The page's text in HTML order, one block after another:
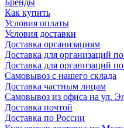
Бренды
Как купить
Условия оплаты
Условия доставки
Доставка организациям
Доставка для организаций
Доставка для организаций
Самовывоз с нашего склада
Доставка частным лицам
Самовывоз из офиса на ул.
Доставка почтой
Доставка по России